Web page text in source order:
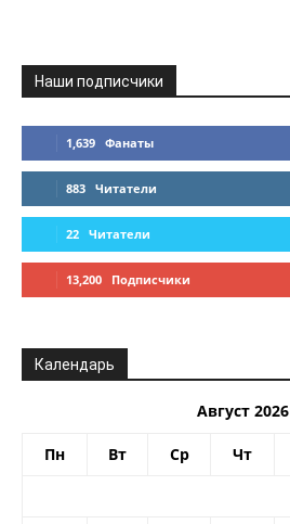
Наши подписчики
1,639 Фанаты
883 Читатели
22 Читатели
13,200 Подписчики
Календарь
Август 2026
Пн Вт Ср Чт